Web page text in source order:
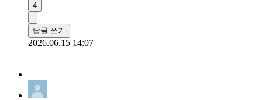
4
답글 쓰기
2026.06.15 14:07